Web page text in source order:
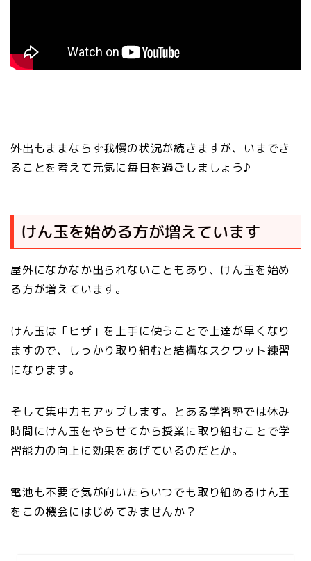
外出もままならず我慢の状況が続きますが、いまでき
ることを考えて元気に毎日を過ごしましょう♪
けん玉を始める方が増えています
屋外になかなか出られないこともあり、けん玉を始め
る方が増えています。
けん玉は「ヒザ」を上手に使うことで上達が早くなり
ますので、しっかり取り組むと結構なスクワット練習
になります。
そして集中力もアップします。とある学習塾では休み
時間にけん玉をやらせてから授業に取り組むことで学
習能力の向上に効果をあげているのだとか。
電池も不要で気が向いたらいつでも取り組めるけん玉
をこの機会にはじめてみませんか？